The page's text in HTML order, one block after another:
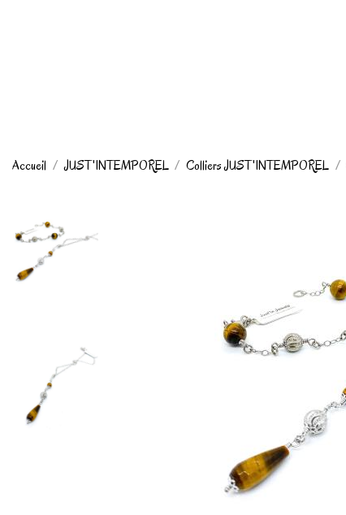
Accueil JUST'INTEMPOREL Colliers JUST'INTEMPOREL